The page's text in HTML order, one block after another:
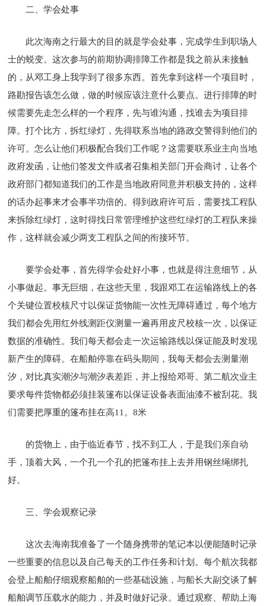
二、学会处事
此次海南之行最大的目的就是学会处事，完成学生到职场人
士的蜕变。这次参与的前期协调排障工作都是我之前从未接触
的，从邓工身上我学到了很多东西。首先拿到这样一个项目时，
路勘报告该怎么做，做的时候应该注意什么要点。进行排障的时
候需要先走怎么样的一个程序，先与谁沟通，找谁去为项目排
障。打个比方，拆红绿灯，先得联系当地的路政交警得到他们的
许可。怎么让他们积极配合我们工作呢？这需要联系业主向当地
政府发函，让他们签发文件或者召集相关部门开会商讨，让各个
政府部门都知道我们的工作是当地政府同意并积极支持的，这样
的话办起事来才会事半功倍的。得到政府许可后，需要找工程队
来拆除红绿灯，这时得找日常管理维护这些红绿灯的工程队来操
作，这样就会减少两支工程队之间的衔接环节。
要学会处事，首先得学会处好小事，也就是得注意细节，从
小事做起。事无巨细，在这些天里，我跟邓工在运输路线上的各
个关键位置校核尺寸以保证货物能一次性无障碍通过，每个地方
我们都会先用红外线测距仪测量一遍再用皮尺校核一次，以保证
数据的准确性。我们每天都会走一次运输路线以保证能及时发现
新产生的障碍。在船舶停靠在码头期间，我每天都会去测量潮
汐，对比真实潮汐与潮汐表差距，并上报给邓哥。第二航次业主
要求每件货物都必须挂装篷布以保证设备表面油漆不被刮花。我
们需要把厚重的篷布挂在高11。8米
的货物上，由于临近春节，找不到工人，于是我们亲自动
手，顶着大风，一个孔一个孔的把篷布挂上去并用钢丝绳绑扎
好。
三、学会观察记录
这次去海南我准备了一个随身携带的笔记本以便能随时记录
一些重要的信息以及自己每天的工作任务和计划。每个航次我都
会登上船舶仔细观察船舶的一些基础设施，与船长大副交谈了解
船舶调节压载水的能力，并及时做好记录。通过观察、帮助上海